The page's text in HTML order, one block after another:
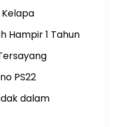
Kelapa
Hampir 1 Tahun
PS22
dalam